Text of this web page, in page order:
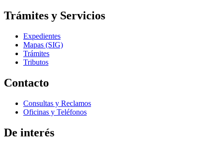
Trámites y Servicios
Expedientes
Mapas (SIG)
Trámites
Tributos
Contacto
Consultas y Reclamos
Oficinas y Teléfonos
De interés